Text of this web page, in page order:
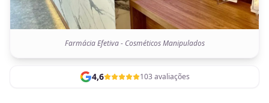
Farmácia Efetiva - Cosméticos Manipulados
4,6 103 avaliações